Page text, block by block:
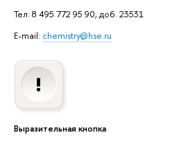
Тел: 8 495 772 95 90, доб. 23531
E-mail: chemistry@hse.ru
Выразительная кнопка